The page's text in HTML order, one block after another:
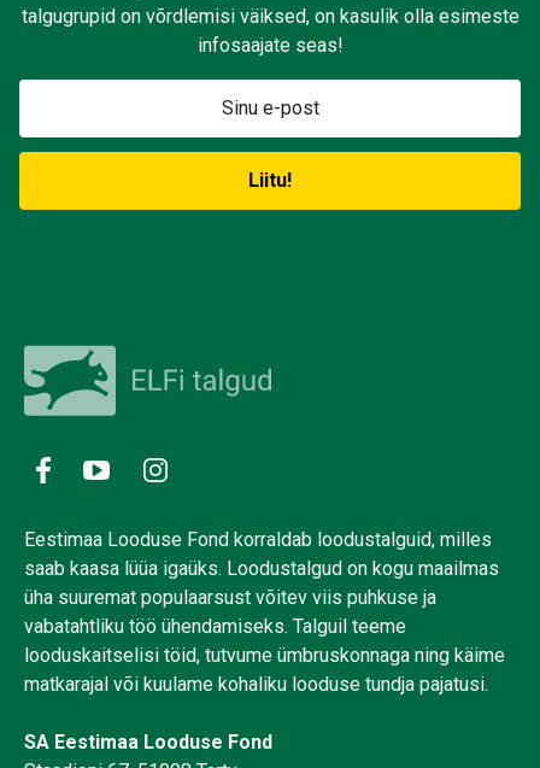
talgugrupid on võrdlemisi väiksed, on kasulik olla esimeste
infosaajate seas!
Eestimaa Looduse Fond korraldab loodustalguid, milles
saab kaasa lüüa igaüks. Loodustalgud on kogu maailmas
üha suuremat populaarsust võitev viis puhkuse ja
vabatahtliku töö ühendamiseks. Talguil teeme
looduskaitselisi töid, tutvume ümbruskonnaga ning käime
matkarajal või kuulame kohaliku looduse tundja pajatusi.
SA Eestimaa Looduse Fond